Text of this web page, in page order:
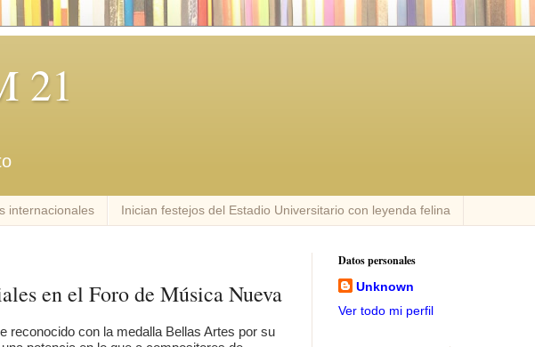
21
internacionales Inician festejos del Estadio Universitario con leyenda felina
en el Foro de Música Nueva
reconocido con la medalla Bellas Artes por su
Datos personales
Unknown
Ver todo mi perfil